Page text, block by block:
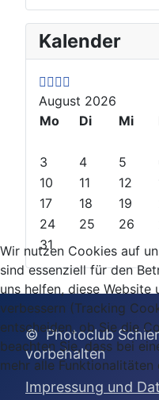
Kalender
P
r
e
v
i
o
s
Y
e
a
P
r
e
v
i
o
M
o
n
h
N
e
x
t
Y
e
N
e
x
t
M
August 2026
Mo
Di Mi
3
4 5
10
11 12
17
18 19
24
25 26
31
© Photoclub
vorbehalten
Impressung und
Wir nutzen Cookies auf
sind essenziell für den
uns helfen, diese
verbessern (Tracking
entscheiden, ob Sie die
beachten Sie, dass bei
mehr alle